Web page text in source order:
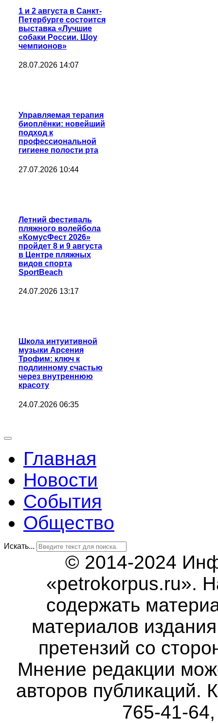
1 и 2 августа в Санкт-
Петербурге состоится
выставка «Лучшие
собаки России. Шоу
чемпионов»
28.07.2026 14:07
Управляемая терапия
биоплёнки: новейший
подход к
профессиональной
гигиене полости рта
27.07.2026 10:44
Летний фестиваль
пляжного волейбола
«КомусФест 2026»
пройдет 8 и 9 августа
в Центре пляжных
видов спорта
SportBeach
24.07.2026 13:17
Школа интуитивной
музыки Арсения
Трофим: ключ к
подлинному счастью
через внутреннюю
красоту
24.07.2026 06:35
Главная
Новости
События
Общество
Искать...
© 2014-2024
«petrokorpus.ru».
содержать
материалов
претензий со
Мнение редакции
авторов публикаций.
765-41-